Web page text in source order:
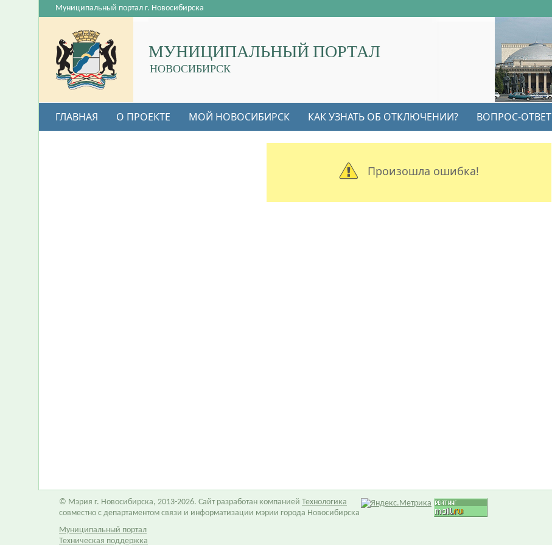
МУНИЦИПАЛЬНЫЙ ПОРТАЛ
НОВОСИБИРСК
Муниципальный портал г. Новосибирска
ГЛАВНАЯ О ПРОЕКТЕ МОЙ НОВОСИБИРСК КАК УЗНАТЬ ОБ ОТКЛЮЧЕНИИ? ВОПРОС-ОТВЕТ
Произошла ошибка!
© Мэрия г. Новосибирска, 2013-2026. Сайт разработан компанией Технологика
совместно с департаментом связи и информатизации мэрии города Новосибирска
Муниципальный портал
Техническая поддержка